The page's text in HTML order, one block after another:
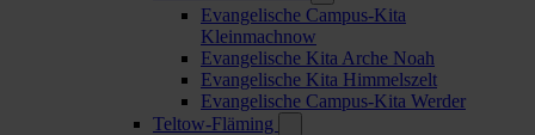
Evangelische Campus-Kita
Kleinmachnow
Evangelische Kita Arche Noah
Evangelische Kita Himmelszelt
Evangelische Campus-Kita Werder
Teltow-Fläming